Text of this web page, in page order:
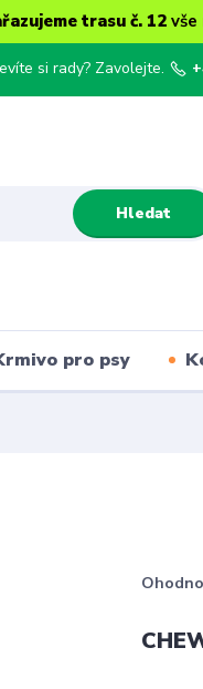
trasu č. 12
Hledat
si rady? Zavolejte.
pro psy